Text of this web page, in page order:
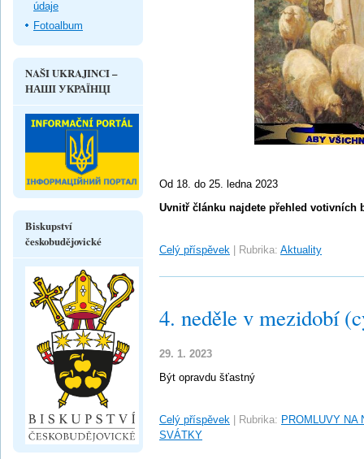
Od 18. do 25. ledna 2023
Uvnitř článku najdete přehled votivních
Celý příspěvek Rubrika: Aktuality
4. neděle v mezidobí
29. 1. 2023
Být opravdu šťastný
Celý příspěvek Rubrika: PROMLUVY NA
SVÁTKY
údaje
Fotoalbum
NAŠI UKRAJINCI –
НАШІ УКРАЇНЦІ
Biskupství
českobudějovické